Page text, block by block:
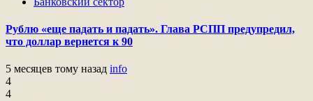
Рублю «еще падать и падать». Глава РСПП предупредил,
что доллар вернется к 90
5 месяцев тому назад info
4
4